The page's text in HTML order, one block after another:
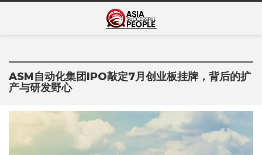
Asia Successful
People
ASM自动化集团IPO敲定7月创业板挂牌，背后的扩
产与研发野心